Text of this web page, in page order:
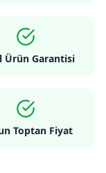
Ürün Garantisi
Toptan Fiyat